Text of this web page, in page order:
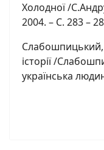
Холодної /
2004. – С. 283 –
історії /
українська